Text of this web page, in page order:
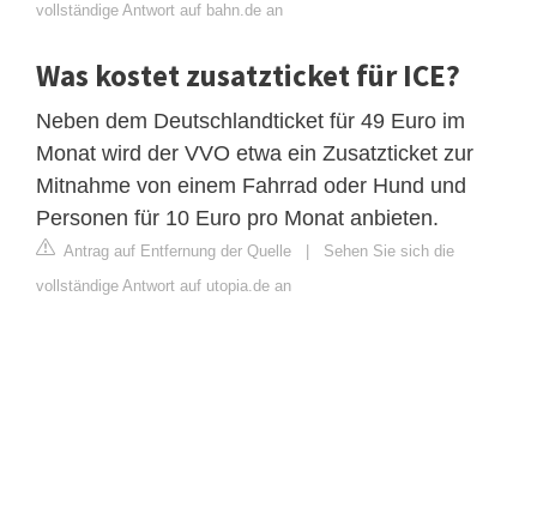
vollständige Antwort auf bahn.de an
Was kostet zusatzticket für ICE?
Neben dem Deutschlandticket für 49 Euro im
Monat wird der VVO etwa ein Zusatzticket zur
Mitnahme von einem Fahrrad oder Hund und
Personen für 10 Euro pro Monat anbieten.
Antrag auf Entfernung der Quelle
Sehen Sie sich die
vollständige Antwort auf utopia.de an